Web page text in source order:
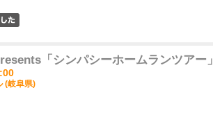
「シンパシーホームランツアー」
(岐阜県)